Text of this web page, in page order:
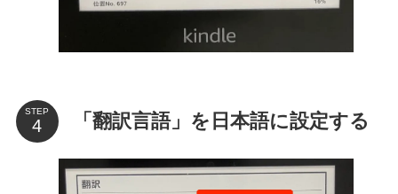
STEP 「翻訳言語」を日本語に設定する